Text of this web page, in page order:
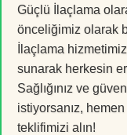
Güçlü İlaçlama
önceliğimiz olarak
İlaçlama
sunarak herkesin
Sağlığınız ve
istiyorsanız,
teklifimizi alın!